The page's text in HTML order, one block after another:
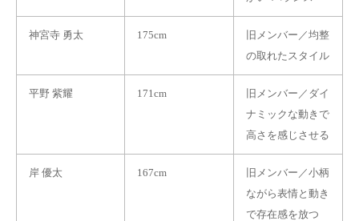
神宮寺 勇太 175cm
旧メンバー／均整
の取れたスタイル
平野 紫耀 171cm
旧メンバー／ダイ
ナミックな動きで
高さを感じさせる
岸 優太 167cm
旧メンバー／小柄
ながら表情と動き
で存在感を放つ